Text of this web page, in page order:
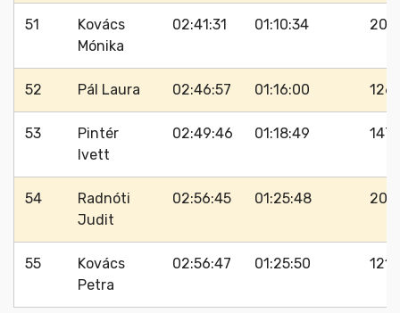
51
Kovács
Mónika
02:41:31 01:10:34 209
52 Pál Laura 02:46:57 01:16:00 126
53
Pintér
Ivett
02:49:46 01:18:49 147
54
Radnóti
Judit
02:56:45 01:25:48 204
55
Kovács
Petra
02:56:47 01:25:50 121